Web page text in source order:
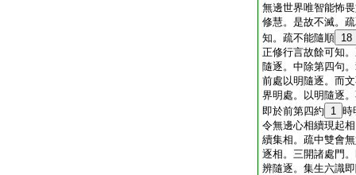
無邊世界唯智能怖
修慧。是故不滅。
知。疏不能隨順 18
正修行言故餘可知
隨逐。中除第四句
前處以明隨逐。而
界明處。以明隨逐
即於前第四約
1 時
令無邊心相續現起
續集相。疏中雙會
逐相。三開諸處門
辨隨逐。集生六識